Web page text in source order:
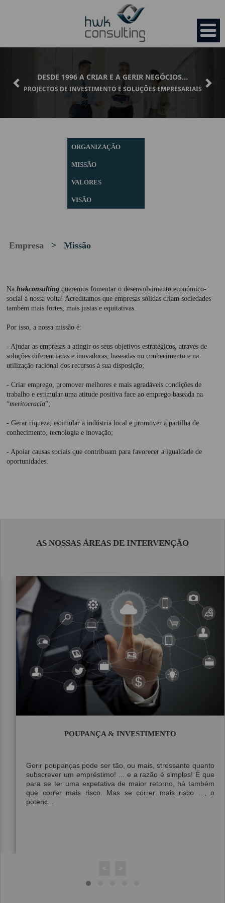
HOME
HWK Crédito & Poupança
OPORTUNIDADES
CLIENTES
PROTOCOLOS
RECRUTAMENTO
LINKS
CONTACTOS
Geral
Proposta Contabilidade
DESDE 1996 A CRIAR E A GERIR NEGÓCIOS...
PROJECTOS DE INVESTIMENTO E SOLUÇÕES EMPRESARIAIS
ORGANIZAÇÃO
MISSÃO
VALORES
VISÃO
Empresa > Missão
Nahwkconsulting queremos fomentar o desenvolvimento económico-
social à nossa volta! Acreditamos que empresas sólidas criam sociedades
também mais fortes, mais justas e equitativas.
Por isso, a nossa missão é:
- Ajudar as empresas a atingir os seus objetivos estratégicos, através de
soluções diferenciadas e inovadoras, baseadas no conhecimento e na
utilização racional dos recursos à sua disposição;
- Criar emprego, promover melhores e mais agradáveis condições de
trabalho e estimular uma atitude positiva face ao emprego baseada na
“meritocracia”;
- Gerar riqueza, estimular a indústria local e promover a partilha de
conhecimento, tecnologia e inovação;
- Apoiar causas sociais que contribuam para favorecer a igualdade de
oportunidades.
AS NOSSAS ÁREAS DE INTERVENÇÃO
POUPANÇA & INVESTIMENTO
Gerir poupanças pode ser tão, ou mais, stressante quanto
subscrever um empréstimo! ... e a razão é simples! É que
para se ter uma expetativa de maior retorno, há também
que correr mais risco. Mas se correr mais risco ..., o
potenc...
< >